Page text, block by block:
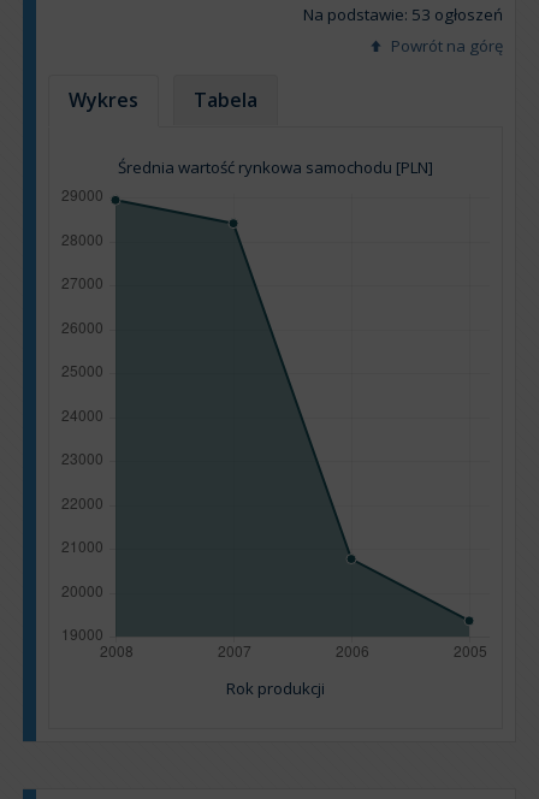
Na podstawie: 53 ogłoszeń
Powrót na górę
Wykres Tabela
Średnia wartość rynkowa samochodu [PLN]
Rok produkcji